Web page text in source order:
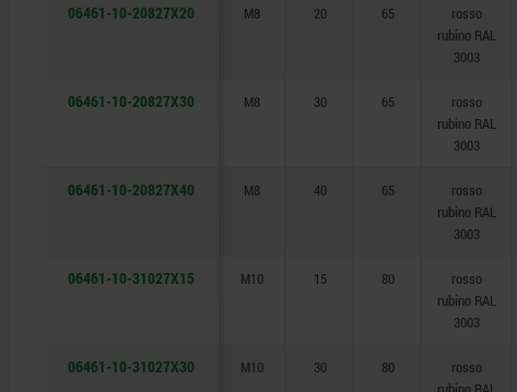
06461-10-20827X20 M8 20 65
rosso
rubino RAL
3003
06461-10-20827X30 M8 30 65
rosso
rubino RAL
3003
06461-10-20827X40 M8 40 65
rosso
rubino RAL
3003
06461-10-31027X15 M10 15 80
rosso
rubino RAL
3003
06461-10-31027X30 M10 30 80
rosso